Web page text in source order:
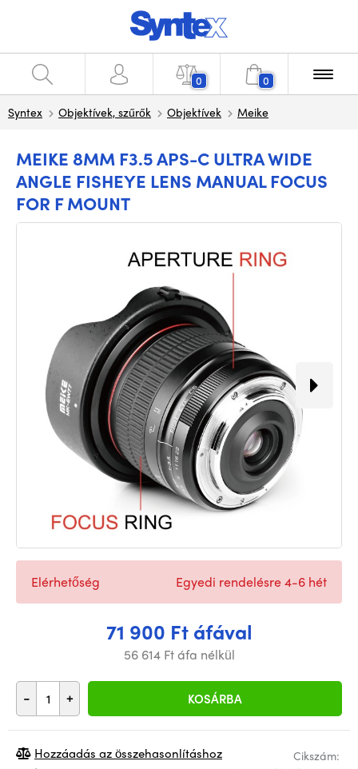
0 0
Syntex Objektívek, szűrők Objektívek Meike
MEIKE 8MM F3.5 APS-C ULTRA WIDE
ANGLE FISHEYE LENS MANUAL FOCUS
FOR F MOUNT
71 900 Ft áfával
56 614 Ft áfa nélkül
- + KOSÁRBA
Elérhetőség Egyedi rendelésre 4-6 hét
Cikszám:
Hozzáadás az összehasonlításhoz